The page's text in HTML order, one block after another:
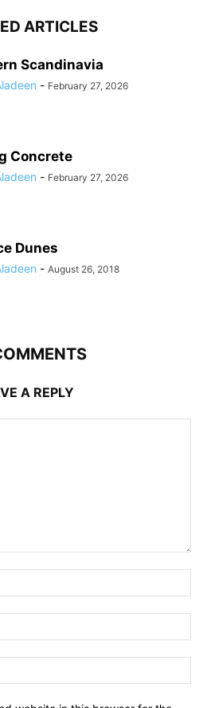
ARTICLES
Scandinavia
- February 27, 2026
Concrete
- February 27, 2026
Dunes
- August 26, 2018
A REPLY